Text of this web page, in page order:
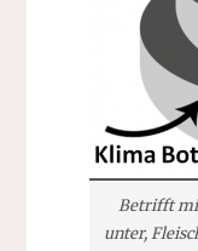
Betrifft
unter,